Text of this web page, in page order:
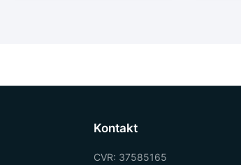
Kontakt
CVR: 37585165